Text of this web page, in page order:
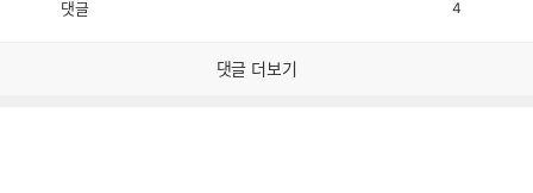
댓글 4
댓글 더보기